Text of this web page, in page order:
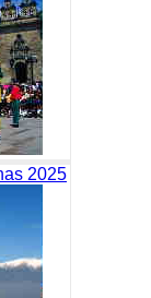
2025